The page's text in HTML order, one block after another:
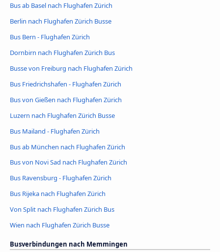
Bus ab Basel nach Flughafen Zürich
Berlin nach Flughafen Zürich Busse
Bus Bern - Flughafen Zürich
Dornbirn nach Flughafen Zürich Bus
Busse von Freiburg nach Flughafen Zürich
Bus Friedrichshafen - Flughafen Zürich
Bus von Gießen nach Flughafen Zürich
Luzern nach Flughafen Zürich Busse
Bus Mailand - Flughafen Zürich
Bus ab München nach Flughafen Zürich
Bus von Novi Sad nach Flughafen Zürich
Bus Ravensburg - Flughafen Zürich
Bus Rijeka nach Flughafen Zürich
Von Split nach Flughafen Zürich Bus
Wien nach Flughafen Zürich Busse
Busverbindungen nach Memmingen